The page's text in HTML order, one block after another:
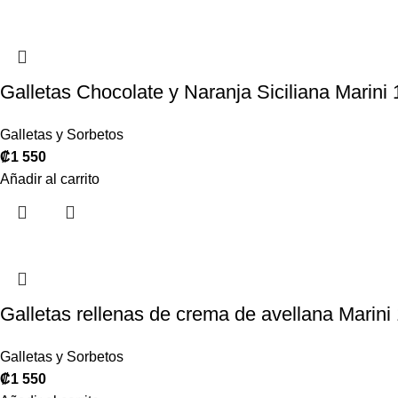
Galletas Chocolate y Naranja Siciliana Marini
Galletas y Sorbetos
₡1 550
Añadir al carrito
Galletas rellenas de crema de avellana Marini
Galletas y Sorbetos
₡1 550